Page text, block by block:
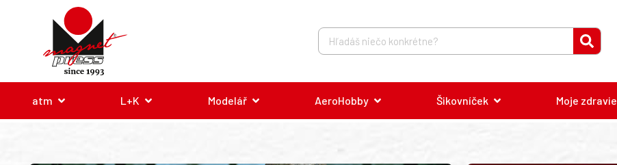
atm L+K Modelář AeroHobby Šikovníček Moje zdravie